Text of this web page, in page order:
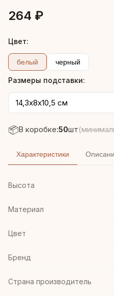
264 ₽
Цвет:
белый черный
Размеры подставки:
📦В коробке:50шт
Характеристики
Высота
Материал
Цвет
Бренд
Страна производитель